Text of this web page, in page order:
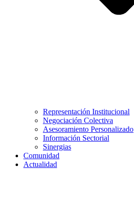
Representación Institucional
Negociación Colectiva
Asesoramiento Personalizado
Información Sectorial
Sinergias
Comunidad
Actualidad